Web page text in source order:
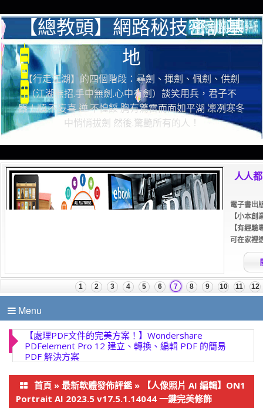
【總教頭】網路秘技密訓基
地
【行走江湖】的四個階段：尋劍、揮劍、佩劍、供劍
（江湖無招.手中無劍.心中有劍）談笑用兵，君子不
器！順.不妄喜 逆.不惶餒 胸有驚雷而面如平湖 凜冽寒冬
中悄悄拔劍 然後.驚艷所有的人！
Menu
首頁»最新軟體發佈評鑑»【人像照片 AI 編輯】ON1
Portrait AI 2023.5 v17.5.1.14044 一鍵完美修飾